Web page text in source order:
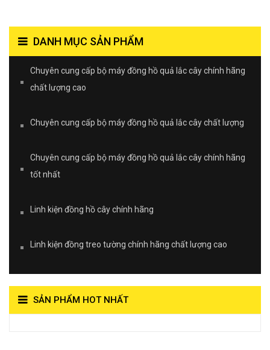
DANH MỤC SẢN PHẨM
Chuyên cung cấp bộ máy đồng hồ quả lắc cây chính hãng
chất lượng cao
Chuyên cung cấp bộ máy đồng hồ quả lắc cây chất lượng
Chuyên cung cấp bộ máy đồng hồ quả lắc cây chính hãng
tốt nhất
Linh kiện đồng hồ cây chính hãng
Linh kiện đồng treo tường chính hãng chất lượng cao
SẢN PHẨM HOT NHẤT